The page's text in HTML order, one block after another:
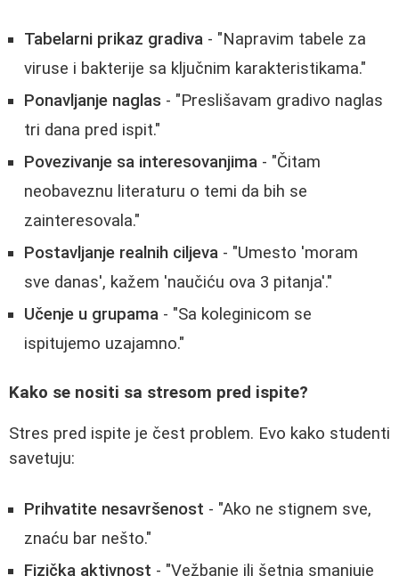
Tabelarni prikaz gradiva - "Napravim tabele za
viruse i bakterije sa ključnim karakteristikama."
Ponavljanje naglas - "Preslišavam gradivo naglas
tri dana pred ispit."
Povezivanje sa interesovanjima - "Čitam
neobaveznu literaturu o temi da bih se
zainteresovala."
Postavljanje realnih ciljeva - "Umesto 'moram
sve danas', kažem 'naučiću ova 3 pitanja'."
Učenje u grupama - "Sa koleginicom se
ispitujemo uzajamno."
Kako se nositi sa stresom pred ispite?
Stres pred ispite je čest problem. Evo kako studenti
savetuju:
Prihvatite nesavršenost - "Ako ne stignem sve,
znaću bar nešto."
Fizička aktivnost - "Vežbanje ili šetnja smanjuje